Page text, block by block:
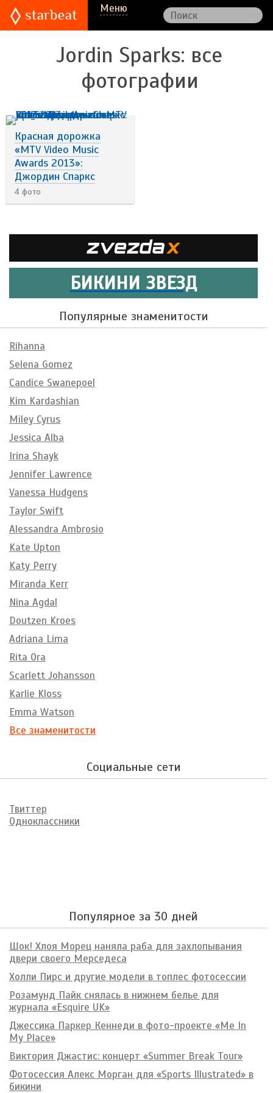
Меню
Jordin Sparks: все
фотографии
Красная дорожка
«MTV Video Music
Awards 2013»:
Джордин Спаркс
4 фото
БИКИНИ ЗВЕЗД
Популярные знаменитости
Rihanna
Selena Gomez
Candice Swanepoel
Kim Kardashian
Miley Cyrus
Jessica Alba
Irina Shayk
Jennifer Lawrence
Vanessa Hudgens
Taylor Swift
Alessandra Ambrosio
Kate Upton
Katy Perry
Miranda Kerr
Nina Agdal
Doutzen Kroes
Adriana Lima
Rita Ora
Scarlett Johansson
Karlie Kloss
Emma Watson
Все знаменитости
Социальные сети
Твиттер
Одноклассники
Популярное за 30 дней
Шок! Хлоя Морец наняла раба для захлопывания
двери своего Мерседеса
Холли Пирс и другие модели в топлес фотосессии
Розамунд Пайк снялась в нижнем белье для
журнала «Esquire UK»
Джессика Паркер Кеннеди в фото-проекте «Me In
My Place»
Виктория Джастис: концерт «Summer Break Tour»
Фотосессия Алекс Морган для «Sports Illustrated» в
бикини